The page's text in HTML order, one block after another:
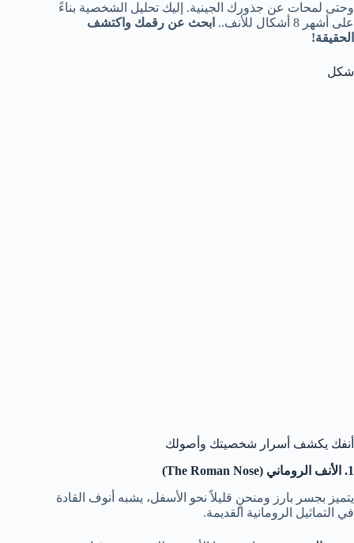
وحتى لمحات عن جذورك الجينية. إليك تحليل الشخصية بناءً
على أشهر 8 أشكال للأنف..
ابحث عن رقمك واكتشف
الحقيقة!
شكل
أنفك يكشف أسرار شخصيتك وأصولك
1. الأنف الروماني (The Roman Nose)
يتميز بجسر بارز ومنحنٍ قليلاً نحو الأسفل، يشبه أنوف القادة
في التماثيل الرومانية القديمة.